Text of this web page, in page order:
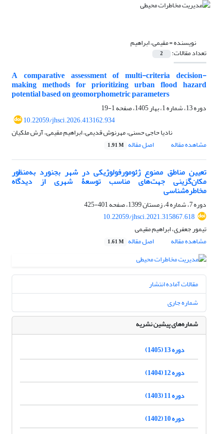
نویسنده =مقیمی، ابراهیم
تعداد مقالات: 2
A comparative assessment of multi-criteria decision-
making methods for prioritizing urban flood hazard
potential based on geomorphometric parameters
دوره 13، شماره 1، بهار 1405، صفحه
1-19
10.22059/jhsci.2026.413162.934
نادیا حاجی حسنی، مهرنوش قدیمی، ابراهیم مقیمی، آرش ملکیان
مشاهده مقاله
اصل مقاله 1.91 M
تعیین مناطق ممنوع ژئومورفولوژیکی در شهر بجنورد به‌منظور
مکان‌گزینی جهت‌های مناسب توسعۀ شهری از دیدگاه
مخاطره‌شناسی
دوره 7، شماره 4، زمستان 1399، صفحه
401-425
10.22059/jhsci.2021.315867.618
تیمور جعفری، ابراهیم مقیمی
مشاهده مقاله
اصل مقاله 1.61 M
مقالات آماده انتشار
شماره جاری
شماره‌های پیشین نشریه
دوره 13 (1405)
دوره 12 (1404)
دوره 11 (1403)
دوره 10 (1402)